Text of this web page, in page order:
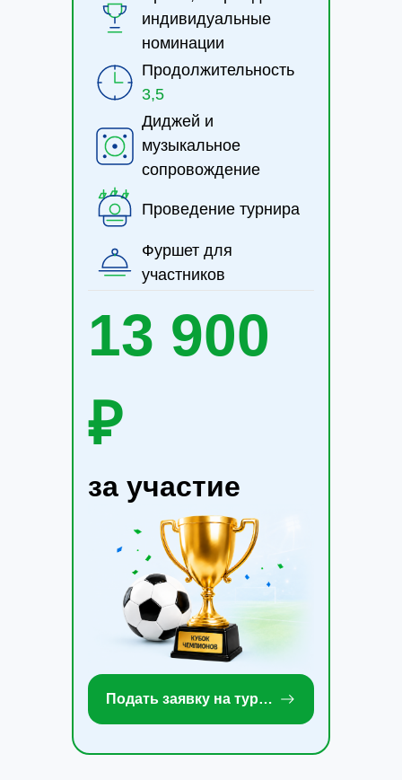
индивидуальные
номинации
Продолжительность
3,5
Диджей и
музыкальное
сопровождение
Проведение турнира
Фуршет для
участников
13 900
₽
за участие
Подать заявку на турнир